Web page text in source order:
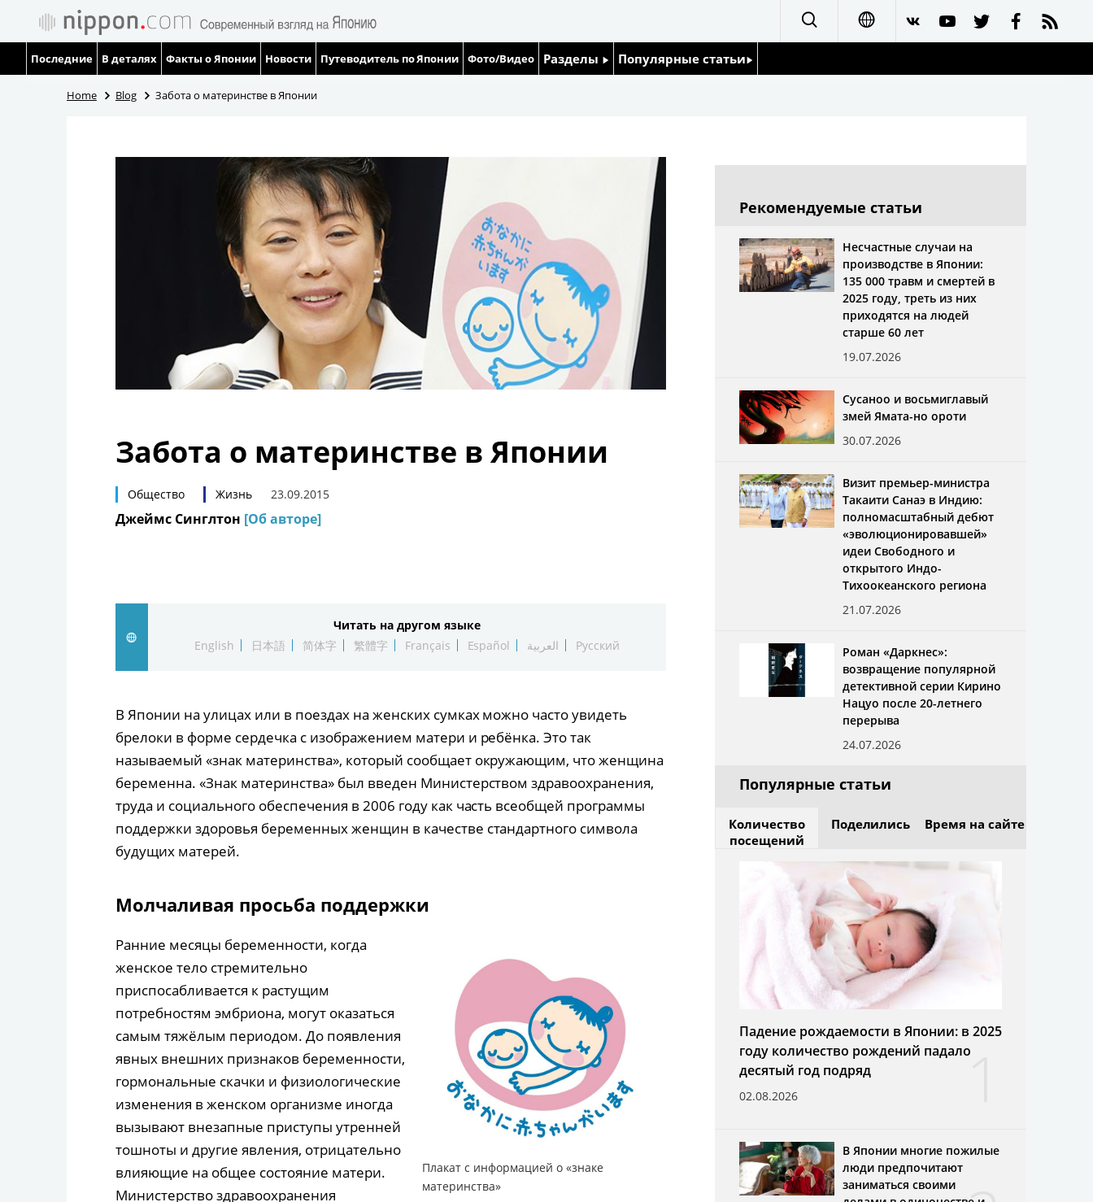
Español
العربية
Последние В деталях Факты о Японии Новости Путеводитель по Японии Фото/Видео Разделы
Общество
Культура
Жизнь
Технологии
Популярные статьи
Семья
Еда и напитки
Home Blog Забота о материнстве в Японии
Забота о материнстве в Японии
Общество Жизнь 23.09.2015
Джеймс Синглтон [Об авторе]
Читать на другом языке
English
日本語 简体字 繁體字 Français Español العربية Русский
В Японии на улицах или в поездах на женских сумках можно часто увидеть
брелоки в форме сердечка с изображением матери и ребёнка. Это так
называемый «знак материнства», который сообщает окружающим, что женщина
беременна. «Знак материнства» был введен Министерством здравоохранения,
труда и социального обеспечения в 2006 году как часть всеобщей программы
поддержки здоровья беременных женщин в качестве стандартного символа
будущих матерей.
Молчаливая просьба поддержки
Плакат с информацией о «знаке
материнства»
Ранние месяцы беременности, когда
женское тело стремительно
приспосабливается к растущим
потребностям эмбриона, могут оказаться
самым тяжёлым периодом. До появления
явных внешних признаков беременности,
гормональные скачки и физиологические
изменения в женском организме иногда
вызывают внезапные приступы утренней
тошноты и другие явления, отрицательно
влияющие на общее состояние матери.
Министерство здравоохранения
Рекомендуемые статьи
Несчастные случаи на
производстве в Японии:
135 000 травм и смертей в
2025 году, треть из них
приходятся на людей
старше 60 лет
19.07.2026
Сусаноо и восьмиглавый
змей Ямата-но ороти
30.07.2026
Визит премьер-министра
Такаити Санаэ в Индию:
полномасштабный дебют
«эволюционировавшей»
идеи Свободного и
открытого Индо-
Тихоокеанского региона
21.07.2026
Роман «Даркнес»:
возвращение популярной
детективной серии Кирино
Нацуо после 20-летнего
перерыва
24.07.2026
Популярные статьи
Количество
посещений
Поделились Время на сайте
1
Падение рождаемости в Японии: в 2025
году количество рождений падало
десятый год подряд
02.08.2026
В Японии многие пожилые
люди предпочитают
заниматься своими